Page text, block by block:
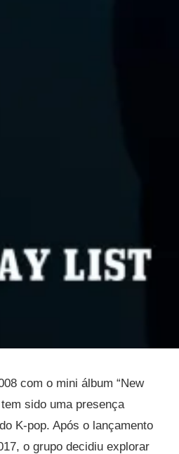
com o mini álbum “New
sido uma presença
K-pop. Após o lançamento
o grupo decidiu explorar